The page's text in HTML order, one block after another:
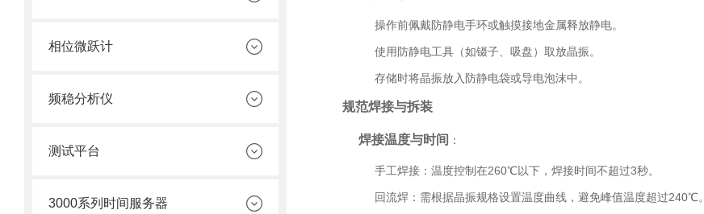
相位微跃计
频稳分析仪
测试平台
3000系列时间服务器
操作前佩戴防静电手环或触摸接地金属释放静电。
使用防静电工具（如镊子、吸盘）取放晶振。
存储时将晶振放入防静电袋或导电泡沫中。
规范焊接与拆装
焊接温度与时间 ：
手工焊接：温度控制在260℃以下，焊接时间不超过3秒。
回流焊：需根据晶振规格设置温度曲线，避免峰值温度超过240℃。